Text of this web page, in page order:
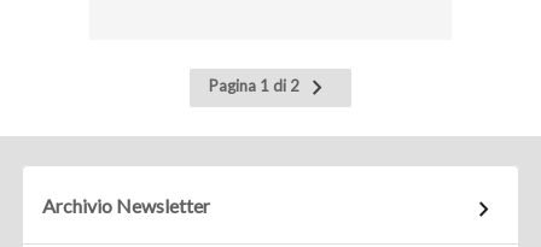
Pagina 1 di 2
Pagina
successiva
Archivio Newsletter